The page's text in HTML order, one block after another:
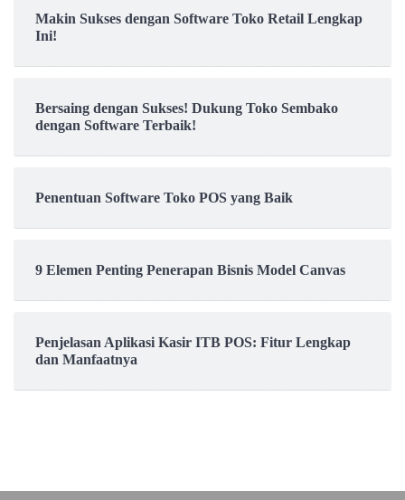
Makin Sukses dengan Software Toko Retail Lengkap
Ini!
Bersaing dengan Sukses! Dukung Toko Sembako
dengan Software Terbaik!
Penentuan Software Toko POS yang Baik
9 Elemen Penting Penerapan Bisnis Model Canvas
Penjelasan Aplikasi Kasir ITB POS: Fitur Lengkap
dan Manfaatnya